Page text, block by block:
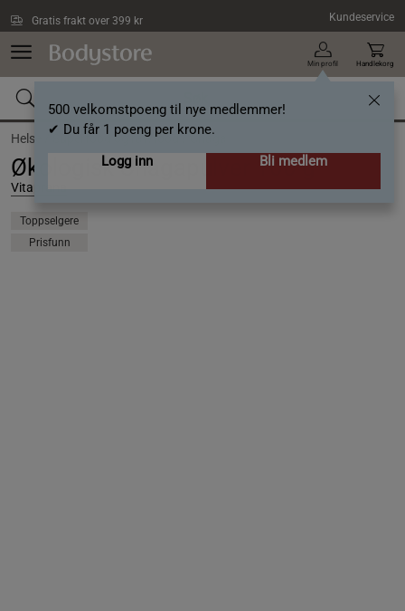
Gratis frakt over 399 kr Kundeservice
Min profil
500 velkomstpoeng til nye medlemmer!
✔ Du får 1 poeng per krone.
Logg inn
Bli medlem
Handlekorg
Helse / Superfood og rawfood / Chaga
Økologisk Chagapulver 100 g
Vitaprana
Toppselgere
Prisfunn